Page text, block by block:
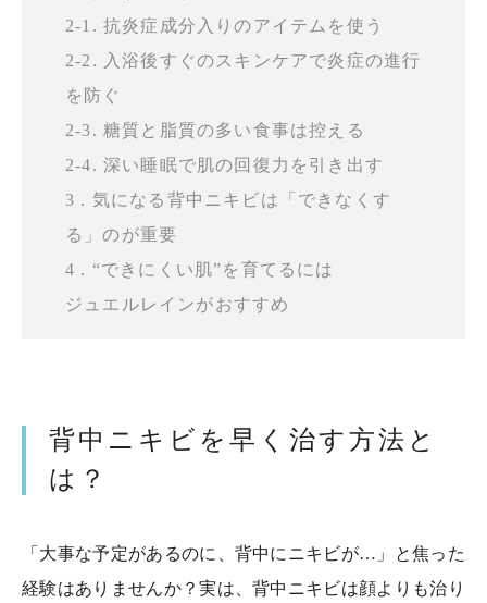
2-1. 抗炎症成分入りのアイテムを使う
2-2. 入浴後すぐのスキンケアで炎症の進行
を防ぐ
2-3. 糖質と脂質の多い食事は控える
2-4. 深い睡眠で肌の回復力を引き出す
3 . 気になる背中ニキビは「できなくす
る」のが重要
4 . “できにくい肌”を育てるには
ジュエルレインがおすすめ
背中ニキビを早く治す方法と
は？
「大事な予定があるのに、背中にニキビが…」と焦った
経験はありませんか？実は、背中ニキビは顔よりも治り